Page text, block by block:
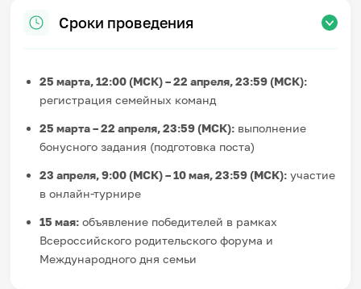
Сроки проведения
25 марта, 12:00 (МСК) – 22 апреля, 23:59 (МСК):
регистрация семейных команд
25 марта – 22 апреля, 23:59 (МСК): выполнение
бонусного задания (подготовка поста)
23 апреля, 9:00 (МСК) – 10 мая, 23:59 (МСК): участие
в онлайн-турнире
15 мая: объявление победителей в рамках
Всероссийского родительского форума и
Международного дня семьи